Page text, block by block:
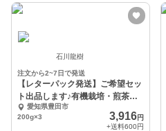
石川龍樹
注文から2~7日で発送
【レターパック発送】ご希望セッ
ト出品します♪有機栽培・煎茶
【中】３本セット
愛知県豊田市
200g×3
3,916円
+送料600円